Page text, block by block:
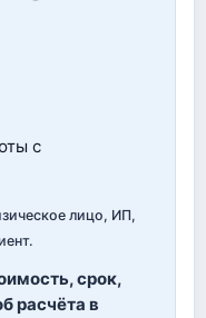
с
лицо, ИП,
срок,
расчёта в